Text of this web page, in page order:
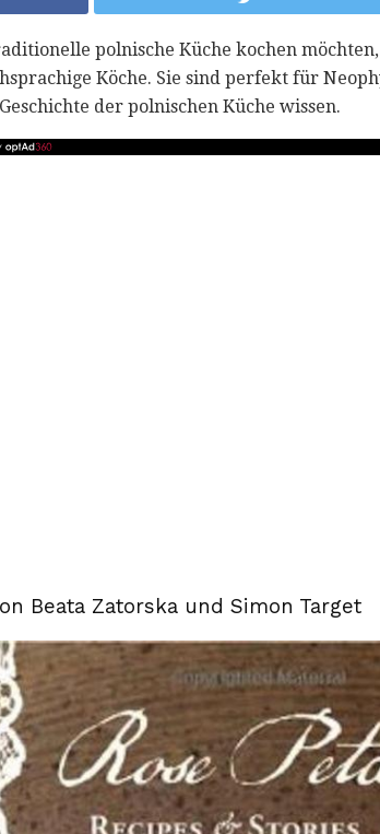
polnische Küche kochen
Köche. Sie sind perfekt für
der polnischen Küche wissen.
Beata Zatorska und Simon Target